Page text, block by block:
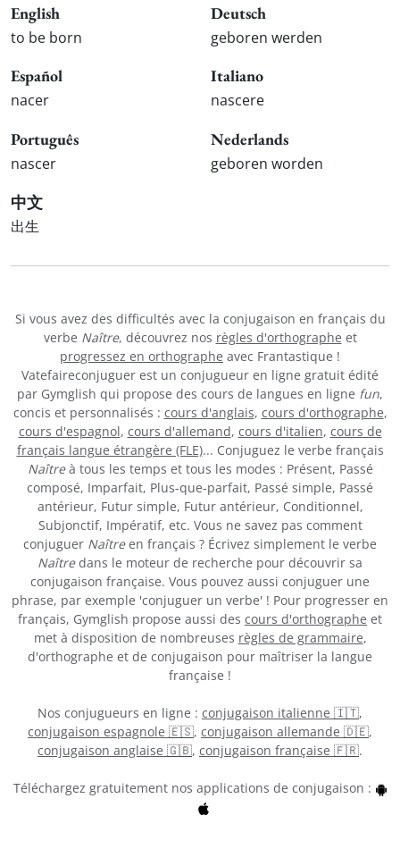
English
to be born
Deutsch
geboren werden
Español
nacer
Italiano
nascere
Português
nascer
Nederlands
geboren worden
中文
出生
Si vous avez des difficultés avec la conjugaison en français du
verbe Naître, découvrez nos règles d'orthographe et
progressez en orthographe avec Frantastique !
Vatefaireconjuguer est un conjugueur en ligne gratuit édité
par Gymglish qui propose des cours de langues en ligne fun,
concis et personnalisés : cours d'anglais, cours d'orthographe,
cours d'espagnol, cours d'allemand, cours d'italien, cours de
français langue étrangère (FLE)... Conjuguez le verbe français
Naîtreà tous les temps et tous les modes : Présent, Passé
composé, Imparfait, Plus-que-parfait, Passé simple, Passé
antérieur, Futur simple, Futur antérieur, Conditionnel,
Subjonctif, Impératif, etc. Vous ne savez pas comment
conjuguer Naîtreen français ? Écrivez simplement le verbe
Naîtredans le moteur de recherche pour découvrir sa
conjugaison française. Vous pouvez aussi conjuguer une
phrase, par exemple 'conjuguer un verbe' ! Pour progresser en
français, Gymglish propose aussi des cours d'orthographe et
met à disposition de nombreuses règles de grammaire,
d'orthographe et de conjugaison pour maîtriser la langue
française !
Nos conjugueurs en ligne : conjugaison italienne 🇮🇹,
conjugaison espagnole 🇪🇸, conjugaison allemande 🇩🇪,
conjugaison anglaise 🇬🇧, conjugaison française 🇫🇷.
Téléchargez gratuitement nos applications de conjugaison :